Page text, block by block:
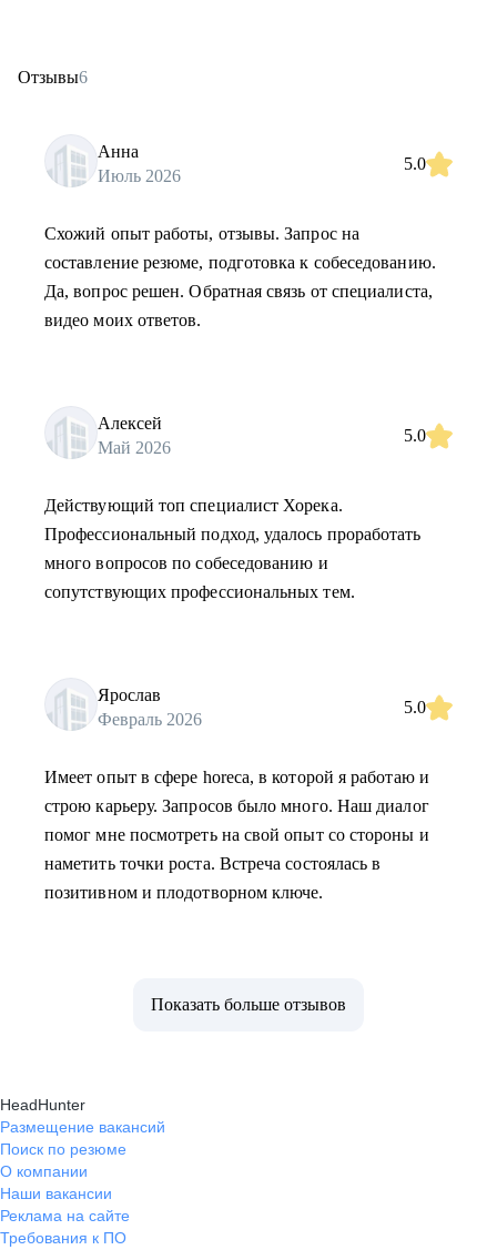
Отзывы6
Анна
Июль 2026
5.0
Схожий опыт работы, отзывы. Запрос на
составление резюме, подготовка к собеседованию.
Да, вопрос решен. Обратная связь от специалиста,
видео моих ответов.
Алексей
Май 2026
5.0
Действующий топ специалист Хорека.
Профессиональный подход, удалось проработать
много вопросов по собеседованию и
сопутствующих профессиональных тем.
Ярослав
Февраль 2026
5.0
Имеет опыт в сфере horeca, в которой я работаю и
строю карьеру. Запросов было много. Наш диалог
помог мне посмотреть на свой опыт со стороны и
наметить точки роста. Встреча состоялась в
позитивном и плодотворном ключе.
Показать больше отзывов
HeadHunter
Размещение вакансий
Поиск по резюме
О компании
Наши вакансии
Реклама на сайте
Требования к ПО